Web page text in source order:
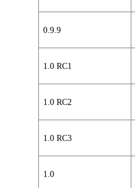
0.9.9
1.0 RC1
1.0 RC2
1.0 RC3
1.0